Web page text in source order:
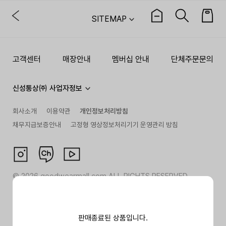
판매종료된 상품입니다.
SITEMAP
고객센터 매장안내 멤버십 안내 단체주문문의
신성통상㈜ 사업자정보
회사소개 이용약관
개인정보처리방침
채무지급보증안내
고정형 영상정보처리기기 운영관리 방침
©2026goodwearmall.com ALL RIGHTS RESERVED